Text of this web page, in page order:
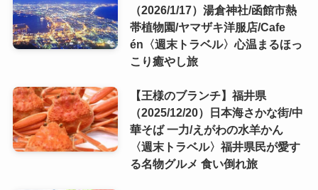
（2026/1/17）湯倉神社/函館市熱
帯植物園/ヤマザキ洋服店/Cafe
én〈週末トラベル〉心温まるほっ
こり癒やし旅
【王様のブランチ】福井県
（2025/12/20）日本海さかな街/中
華そば 一力/えがわの水羊かん
〈週末トラベル〉福井県民が愛す
る名物グルメ 食い倒れ旅